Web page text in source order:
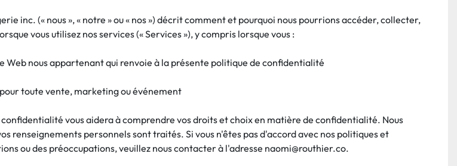
inc. (« nous », « notre » ou « nos ») décrit comment et pourquoi nous pourrions accéder, collecter,
vous utilisez nos services (« Services »), y compris lorsque vous :
nous appartenant qui renvoie à la présente politique de confidentialité
toute vente, marketing ou événement
vous aidera à comprendre vos droits et choix en matière de confidentialité. Nous
renseignements personnels sont traités. Si vous n'êtes pas d'accord avec nos politiques et
ou des préoccupations, veuillez nous contacter à l'adresse naomi@routhier.co.